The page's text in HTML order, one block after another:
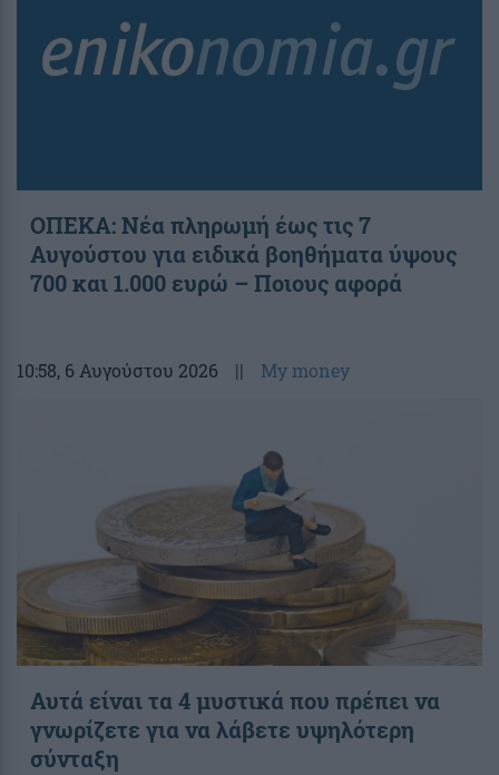
ΟΠΕΚΑ: Νέα πληρωμή έως τις 7
Αυγούστου για ειδικά βοηθήματα ύψους
700 και 1.000 ευρώ – Ποιους αφορά
10:58, 6 Αυγούστου 2026 || My money
Αυτά είναι τα 4 μυστικά που πρέπει να
γνωρίζετε για να λάβετε υψηλότερη
σύνταξη